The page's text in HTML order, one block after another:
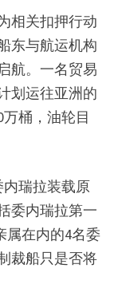
相关扣押行动
东与航运机构
航。一名贸易
划运往亚洲的
桶，油轮目
瑞拉装载原
委内瑞拉第一
属在内的4名委
裁船只是否将